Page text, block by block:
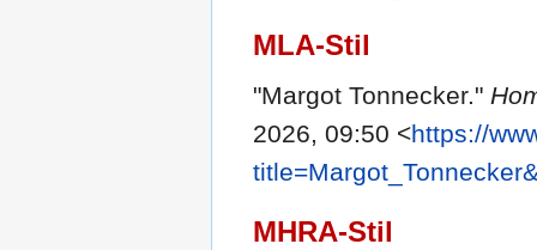
MLA-Stil
"Margot Tonnecker."
2026, 09:50 <https://
MHRA-Stil